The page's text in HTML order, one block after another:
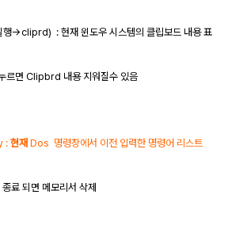
행->cliprd) : 현재 윈도우 시스템의 클립보드 내용 표
르면 Clipbrd 내용 지워질수 있음
: 현재Dos 명령창에서 이전 입력한 명령어 리스트
료 되면 메모리서 삭제